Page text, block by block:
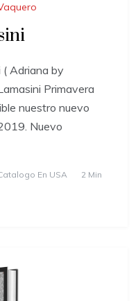
( Adriana by
Primavera
nuestro nuevo
Nuevo
En USA
2 Min